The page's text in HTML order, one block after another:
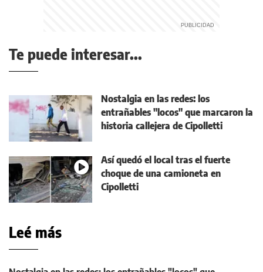
Te puede interesar...
Nostalgia en las redes: los
entrañables "locos" que marcaron la
historia callejera de Cipolletti
Así quedó el local tras el fuerte
choque de una camioneta en
Cipolletti
Leé más